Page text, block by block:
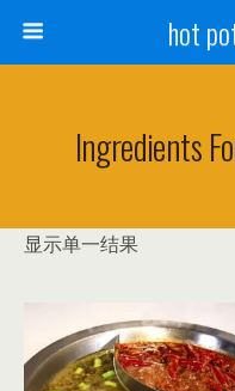
hot
Ingredients
显示单一结果